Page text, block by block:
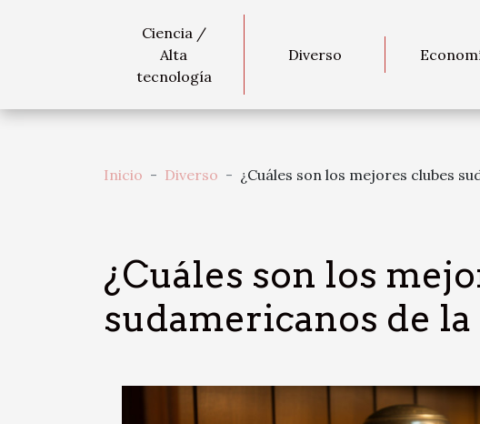
Ciencia /
Alta
tecnología
Diverso
Inicio Diverso ¿Cuáles son los mejores clubes
¿Cuáles son los
sudamericanos de